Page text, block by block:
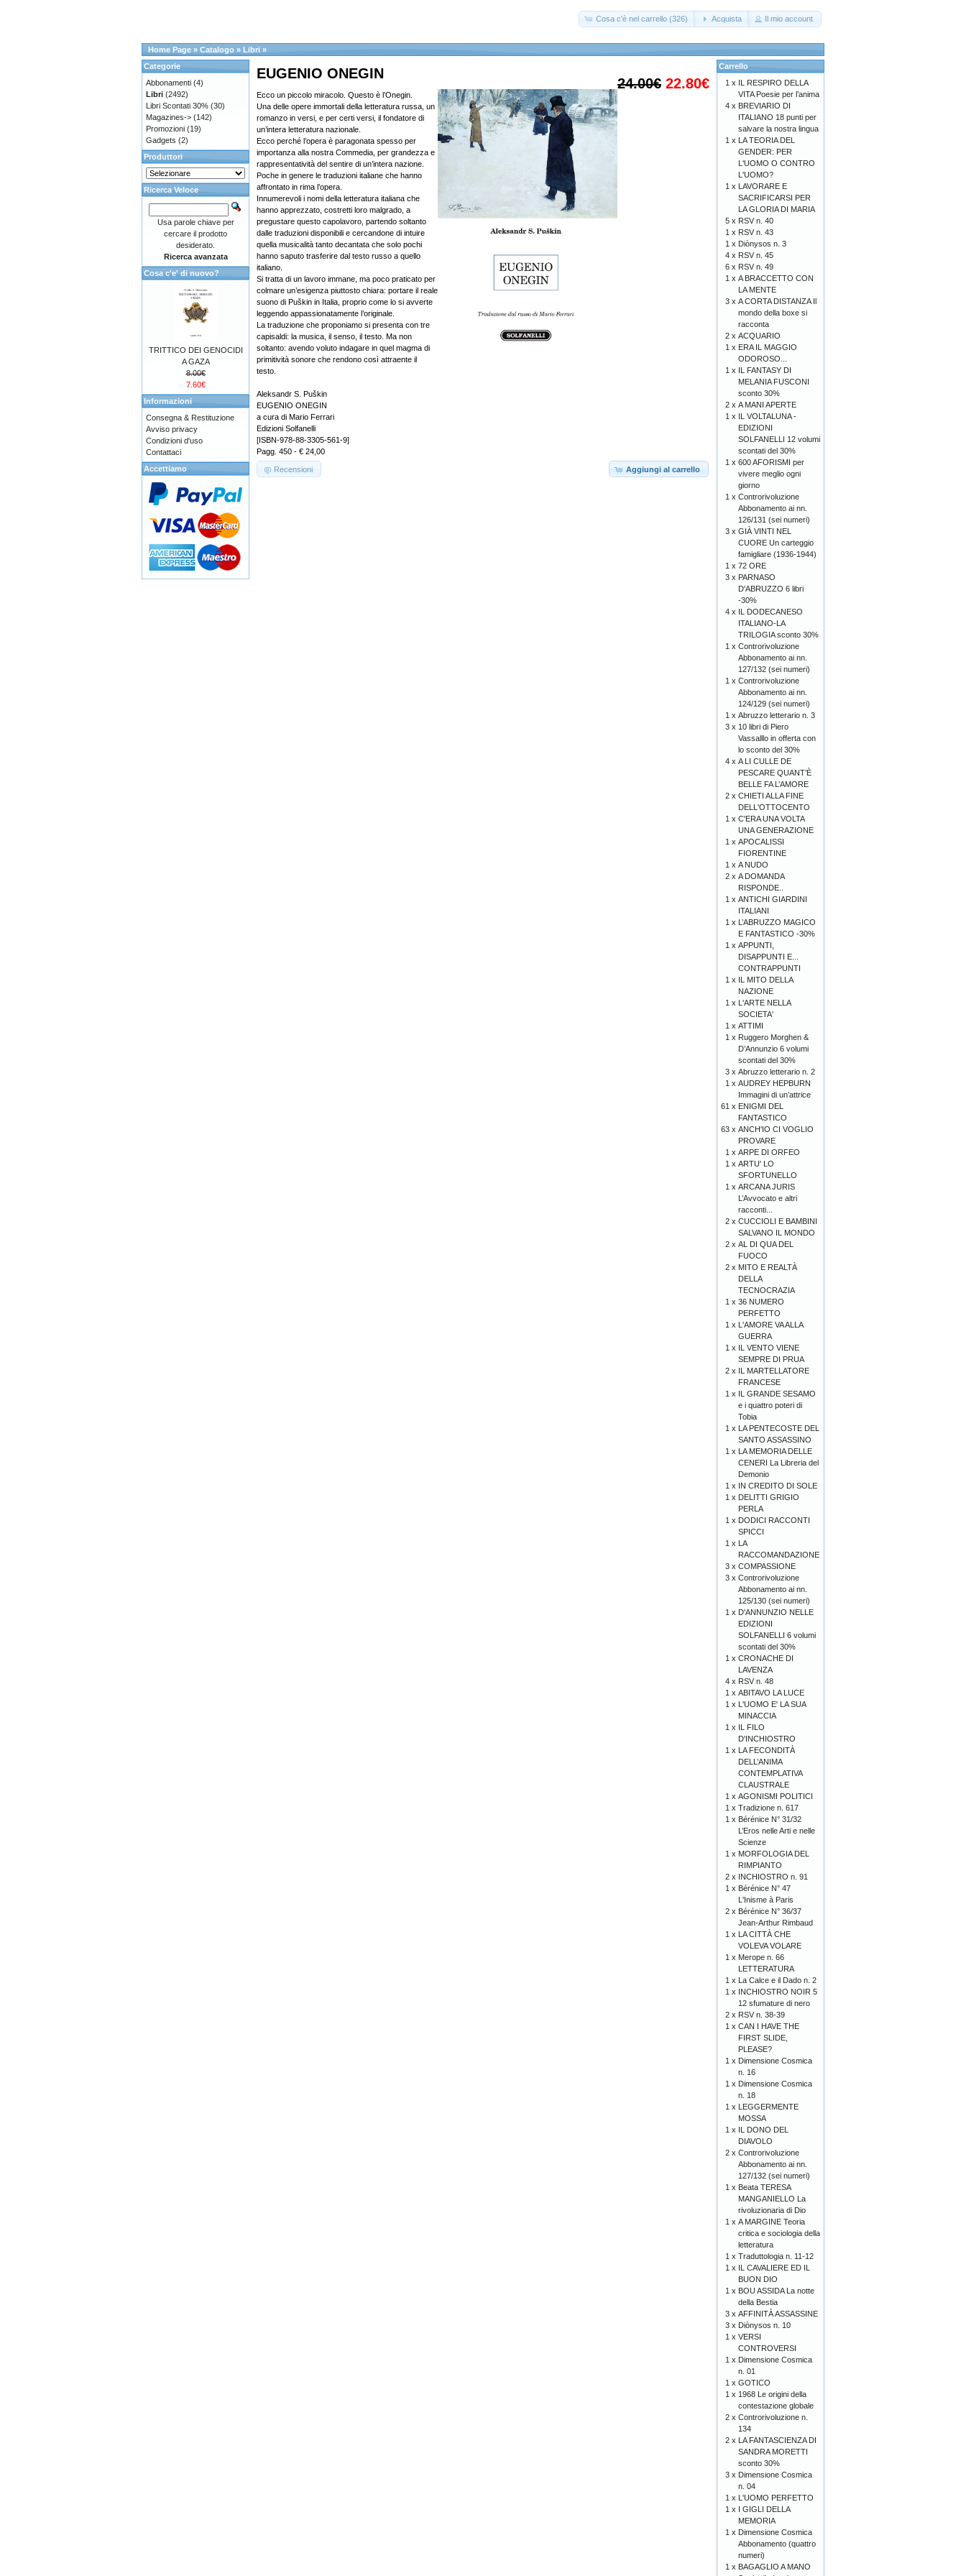
Cosa c'è nel carrello (326) Acquista Il mio account
Home Page » Catalogo » Libri »
24.00€ 22.80€
EUGENIO ONEGIN
Ecco un piccolo miracolo. Questo è l’Onegin.
Una delle opere immortali della letteratura russa, un
romanzo in versi, e per certi versi, il fondatore di
un’intera letteratura nazionale.
Ecco perché l’opera è paragonata spesso per
importanza alla nostra Commedia, per grandezza e
rappresentatività del sentire di un’intera nazione.
Poche in genere le traduzioni italiane che hanno
affrontato in rima l’opera.
Innumerevoli i nomi della letteratura italiana che
hanno apprezzato, costretti loro malgrado, a
pregustare questo capolavoro, partendo soltanto
dalle traduzioni disponibili e cercandone di intuire
quella musicalità tanto decantata che solo pochi
hanno saputo trasferire dal testo russo a quello
italiano.
Si tratta di un lavoro immane, ma poco praticato per
colmare un’esigenza piuttosto chiara: portare il reale
suono di Puškin in Italia, proprio come lo si avverte
leggendo appassionatamente l’originale.
La traduzione che proponiamo si presenta con tre
capisaldi: la musica, il senso, il testo. Ma non
soltanto: avendo voluto indagare in quel magma di
primitività sonore che rendono così attraente il
testo.
Aleksandr S. Puškin
EUGENIO ONEGIN
a cura di Mario Ferrari
Edizioni Solfanelli
[ISBN-978-88-3305-561-9]
Pagg. 450 - € 24,00
Aggiungi al carrello
Recensioni
Categorie
Abbonamenti (4)
Libri (2492)
Libri Scontati 30% (30)
Magazines-> (142)
Promozioni (19)
Gadgets (2)
Produttori
Ricerca Veloce
Usa parole chiave per
cercare il prodotto
desiderato.
Ricerca avanzata
Cosa c'e' di nuovo?
TRITTICO DEI GENOCIDI
A GAZA
8.00€
7.60€
Informazioni
Consegna & Restituzione
Avviso privacy
Condizioni d'uso
Contattaci
Accettiamo
Carrello
1 x IL RESPIRO DELLA
VITA Poesie per l’anima
4 x BREVIARIO DI
ITALIANO 18 punti per
salvare la nostra lingua
1 x LA TEORIA DEL
GENDER: PER
L'UOMO O CONTRO
L'UOMO?
1 x LAVORARE E
SACRIFICARSI PER
LA GLORIA DI MARIA
5 x RSV n. 40
1 x RSV n. 43
1 x Diònysos n. 3
4 x RSV n. 45
6 x RSV n. 49
1 x A BRACCETTO CON
LA MENTE
3 x A CORTA DISTANZA Il
mondo della boxe si
racconta
2 x ACQUARIO
1 x ERA IL MAGGIO
ODOROSO...
1 x IL FANTASY DI
MELANIA FUSCONI
sconto 30%
2 x A MANI APERTE
1 x IL VOLTALUNA -
EDIZIONI
SOLFANELLI 12 volumi
scontati del 30%
1 x 600 AFORISMI per
vivere meglio ogni
giorno
1 x Controrivoluzione
Abbonamento ai nn.
126/131 (sei numeri)
3 x GIÀ VINTI NEL
CUORE Un carteggio
famigliare (1936-1944)
1 x 72 ORE
3 x PARNASO
D'ABRUZZO 6 libri
-30%
4 x IL DODECANESO
ITALIANO-LA
TRILOGIA sconto 30%
1 x Controrivoluzione
Abbonamento ai nn.
127/132 (sei numeri)
1 x Controrivoluzione
Abbonamento ai nn.
124/129 (sei numeri)
1 x Abruzzo letterario n. 3
3 x 10 libri di Piero
Vassalllo in offerta con
lo sconto del 30%
4 x A LI CULLE DE
PESCARE QUANT’È
BELLE FA L’AMORE
2 x CHIETI ALLA FINE
DELL'OTTOCENTO
1 x C'ERA UNA VOLTA
UNA GENERAZIONE
1 x APOCALISSI
FIORENTINE
1 x A NUDO
2 x A DOMANDA
RISPONDE..
1 x ANTICHI GIARDINI
ITALIANI
1 x L’ABRUZZO MAGICO
E FANTASTICO -30%
1 x APPUNTI,
DISAPPUNTI E...
CONTRAPPUNTI
1 x IL MITO DELLA
NAZIONE
1 x L'ARTE NELLA
SOCIETA'
1 x ATTIMI
1 x Ruggero Morghen &
D’Annunzio 6 volumi
scontati del 30%
3 x Abruzzo letterario n. 2
1 x AUDREY HEPBURN
Immagini di un’attrice
61 x ENIGMI DEL
FANTASTICO
63 x ANCH'IO CI VOGLIO
PROVARE
1 x ARPE DI ORFEO
1 x ARTU' LO
SFORTUNELLO
1 x ARCANA JURIS
L’Avvocato e altri
racconti...
2 x CUCCIOLI E BAMBINI
SALVANO IL MONDO
2 x AL DI QUA DEL
FUOCO
2 x MITO E REALTÀ
DELLA
TECNOCRAZIA
1 x 36 NUMERO
PERFETTO
1 x L'AMORE VA ALLA
GUERRA
1 x IL VENTO VIENE
SEMPRE DI PRUA
2 x IL MARTELLATORE
FRANCESE
1 x IL GRANDE SESAMO
e i quattro poteri di
Tobia
1 x LA PENTECOSTE DEL
SANTO ASSASSINO
1 x LA MEMORIA DELLE
CENERI La Libreria del
Demonio
1 x IN CREDITO DI SOLE
1 x DELITTI GRIGIO
PERLA
1 x DODICI RACCONTI
SPICCI
1 x LA
RACCOMANDAZIONE
3 x COMPASSIONE
3 x Controrivoluzione
Abbonamento ai nn.
125/130 (sei numeri)
1 x D'ANNUNZIO NELLE
EDIZIONI
SOLFANELLI 6 volumi
scontati del 30%
1 x CRONACHE DI
LAVENZA
4 x RSV n. 48
1 x ABITAVO LA LUCE
1 x L'UOMO E' LA SUA
MINACCIA
1 x IL FILO
D'INCHIOSTRO
1 x LA FECONDITÀ
DELL’ANIMA
CONTEMPLATIVA
CLAUSTRALE
1 x AGONISMI POLITICI
1 x Tradizione n. 617
1 x Bérénice N° 31/32
L’Eros nelle Arti e nelle
Scienze
1 x MORFOLOGIA DEL
RIMPIANTO
2 x INCHIOSTRO n. 91
1 x Bérénice N° 47
L'Inisme à Paris
2 x Bérénice N° 36/37
Jean-Arthur Rimbaud
1 x LA CITTÀ CHE
VOLEVA VOLARE
1 x Merope n. 66
LETTERATURA
1 x La Calce e il Dado n. 2
1 x INCHIOSTRO NOIR 5
12 sfumature di nero
2 x RSV n. 38-39
1 x CAN I HAVE THE
FIRST SLIDE,
PLEASE?
1 x Dimensione Cosmica
n. 16
1 x Dimensione Cosmica
n. 18
1 x LEGGERMENTE
MOSSA
1 x IL DONO DEL
DIAVOLO
2 x Controrivoluzione
Abbonamento ai nn.
127/132 (sei numeri)
1 x Beata TERESA
MANGANIELLO La
rivoluzionaria di Dio
1 x A MARGINE Teoria
critica e sociologia della
letteratura
1 x Traduttologia n. 11-12
1 x IL CAVALIERE ED IL
BUON DIO
1 x BOU ASSIDA La notte
della Bestia
3 x AFFINITÀ ASSASSINE
3 x Diònysos n. 10
1 x VERSI
CONTROVERSI
1 x Dimensione Cosmica
n. 01
1 x GOTICO
1 x 1968 Le origini della
contestazione globale
2 x Controrivoluzione n.
134
2 x LA FANTASCIENZA DI
SANDRA MORETTI
sconto 30%
3 x Dimensione Cosmica
n. 04
1 x L'UOMO PERFETTO
1 x I GIGLI DELLA
MEMORIA
1 x Dimensione Cosmica
Abbonamento (quattro
numeri)
1 x BAGAGLIO A MANO